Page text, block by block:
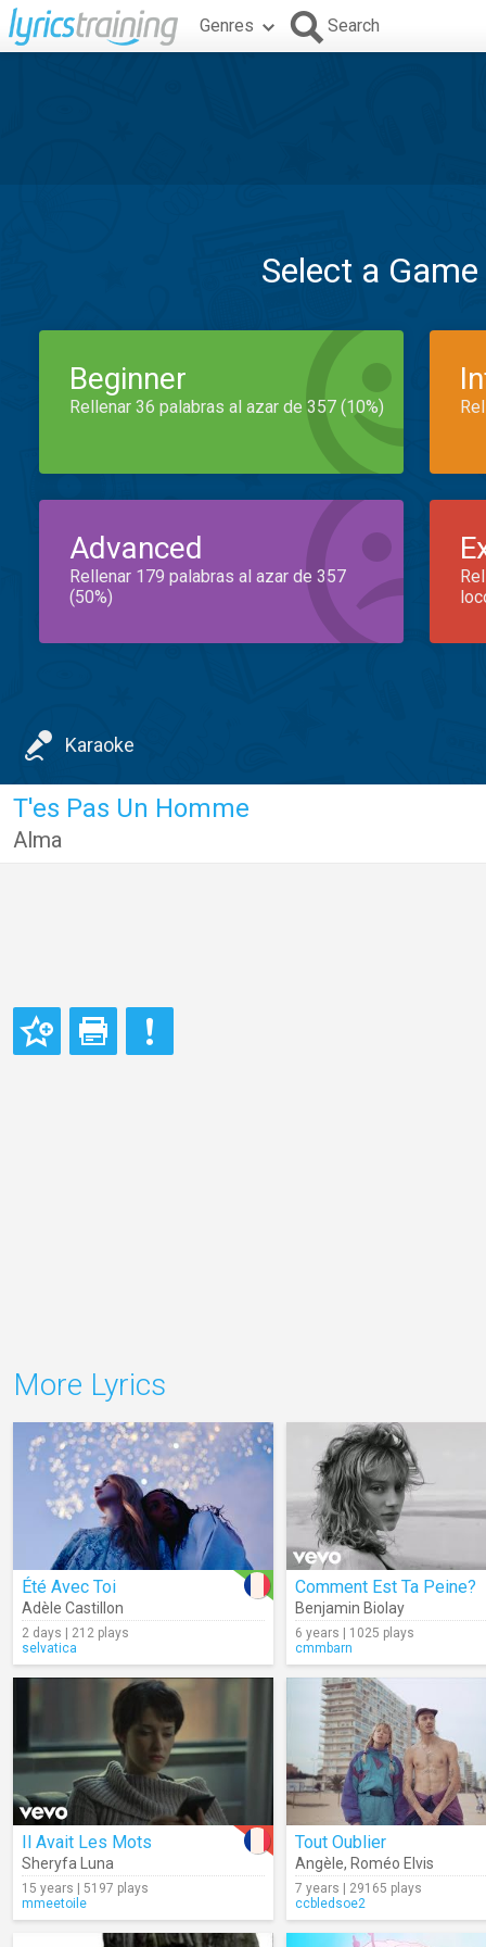
Genres Search
Select a
Beginner
Rellenar 36 palabras al azar de 357 (10%)
Advanced
Rellenar 179 palabras al azar de 357
(50%)
Karaoke
T'es Pas Un Homme
Alma
More Lyrics
Été Avec Toi
Adèle Castillon
2 days | 212 plays
selvatica
Comment Est Ta Peine?
Benjamin Biolay
6 years | 1025 plays
cmmbarn
Il Avait Les Mots
Sheryfa Luna
15 years | 5197 plays
mmeetoile
Tout Oublier
Angèle, Roméo Elvis
7 years | 29165 plays
ccbledsoe2